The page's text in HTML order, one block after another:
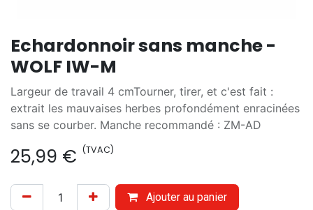
Echardonnoir sans manche -
WOLF IW-M
Largeur de travail 4 cmTourner, tirer, et c'est fait :
extrait les mauvaises herbes profondément enracinées
sans se courber. Manche recommandé : ZM-AD
25,99 € (TVAC)
Ajouter au panier